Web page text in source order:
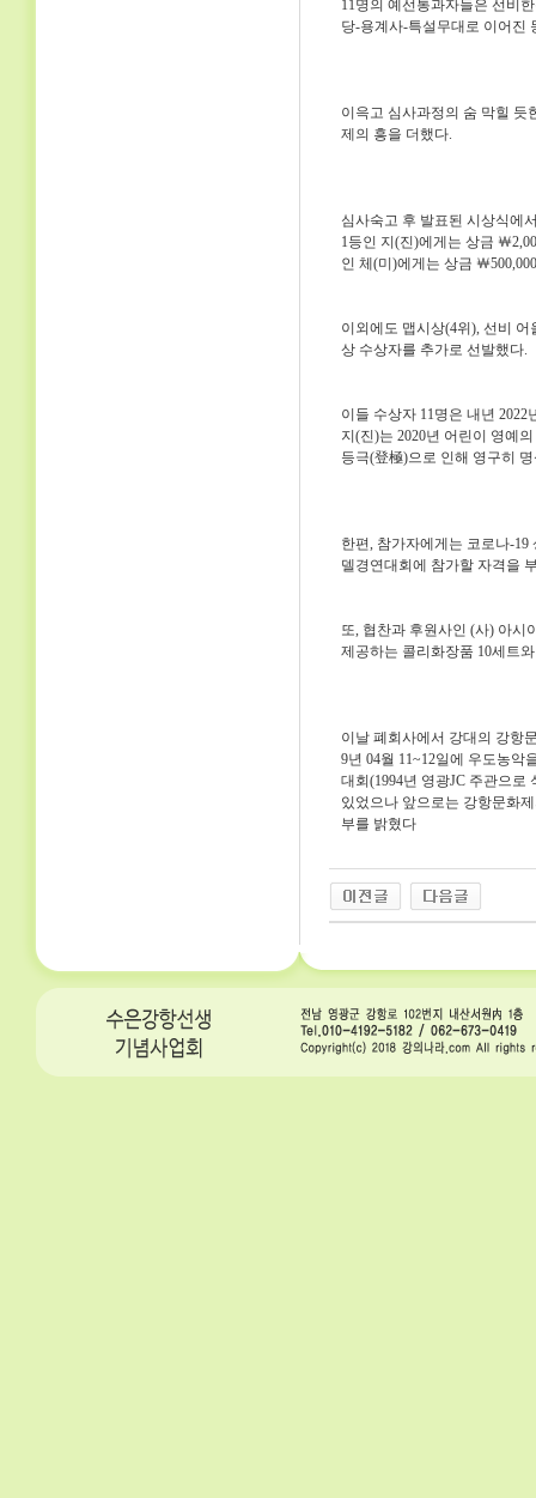
11명의 예선통과자들은 선비
당-용계사-특설무대로 이어진
이윽고 심사과정의 숨 막힐 듯
제의 흥을 더했다.
심사숙고 후 발표된 시상식에
1등인 지(진)에게는 상금 ￦
인 체(미)에게는 상금 ￦
이외에도 맵시상(4위), 선비
상 수상자를 추가로 선발했다.
이들 수상자 11명은 내년
지(진)는 2020년 어린이 영예
등극(登極)으로 인해 영구히
한편, 참가자에게는 코로나-
델경연대회에 참가할 자격을
또, 협찬과 후원사인 (사) 아시
제공하는 콜리화장품 10세트
이날 폐회사에서 강대의 강항
9년 04월 11~12일에 우도농악
대회(1994년 영광JC 주관으로
있었으나 앞으로는 강항문화
부를 밝혔다